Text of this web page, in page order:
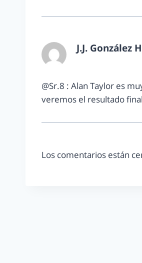
J.J. González
@Sr.8 : Alan Taylor es
veremos el resultado
Los comentarios están